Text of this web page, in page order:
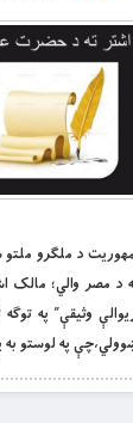
د ملګرو
د مصر والي؛ مالک
وثيقې” په
په لوستو